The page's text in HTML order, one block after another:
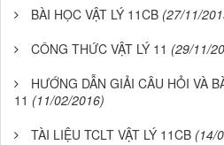
BÀI HỌC VẬT LÝ 11CB (27/11/
CÔNG THỨC VẬT LÝ 11 (29/11/
HƯỚNG DẪN GIẢI CÂU HỎI VÀ
11 (11/02/2016)
TÀI LIỆU TCLT VẬT LÝ 11CB (14/